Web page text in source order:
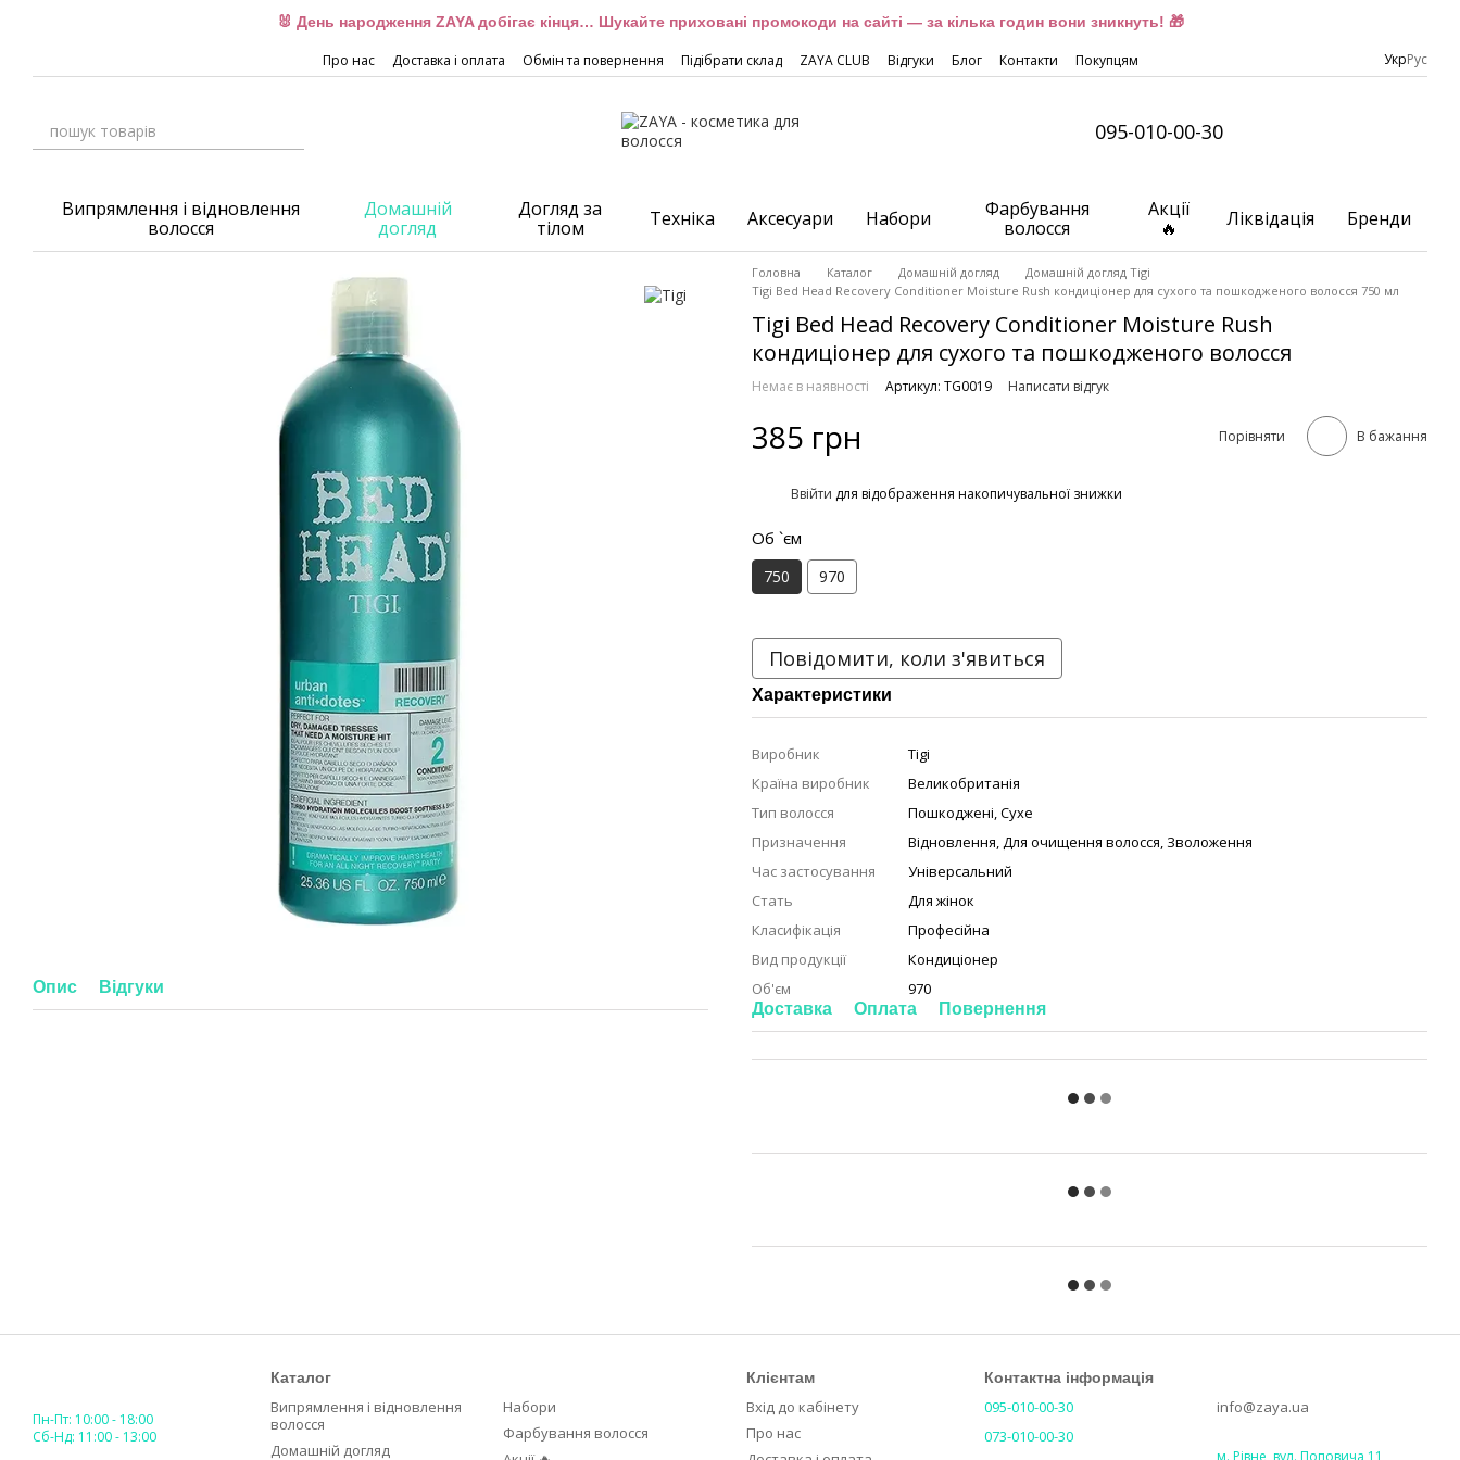
🐰 День народження ZAYA добігає кінця… Шукайте приховані промокоди на сайті — за кілька годин вони зникнуть! 🎁
Про нас Доставка і оплата Обмін та повернення Підібрати склад ZAYA CLUB Відгуки Блог Контакти Покупцям УкрРус
095-010-00-30
Випрямлення і відновлення
волосся
Домашній
догляд
Догляд за
тілом
Техніка Аксесуари Набори
Фарбування
волосся
Акції
🔥
Ліквідація Бренди
Опис Відгуки
Головна Каталог Домашній догляд
Домашній догляд Tigi
Tigi Bed Head Recovery Conditioner Moisture Rush кондиціонер для сухого та пошкодженого волосся 750 мл
Tigi Bed Head Recovery Conditioner Moisture Rush
кондиціонер для сухого та пошкодженого волосся
Немає в наявності Артикул: TG0019 Написати відгук
385 грн Порівняти В бажання
Ввійти для відображення накопичувальної знижки
Об `єм
750 970
Повідомити, коли з'явиться
Характеристики
Виробник
Tigi
Країна виробник
Великобританія
Тип волосся
Пошкоджені,Сухе
Призначення
Відновлення,Для очищення волосся, Зволоження
Час застосування
Універсальний
Стать
Для жінок
Класифікація
Професійна
Вид продукції
Кондиціонер
Об'єм
970
Доставка Оплата Повернення
Пн-Пт: 10:00 - 18:00
Сб-Нд: 11:00 - 13:00
Каталог
Випрямлення і відновлення
волосся
Домашній догляд
Набори
Фарбування волосся
Клієнтам
Вхід до кабінету
Про нас
Контактна інформація
095-010-00-30
073-010-00-30
info@zaya.ua
м. Рівне, вул. Поповича 11